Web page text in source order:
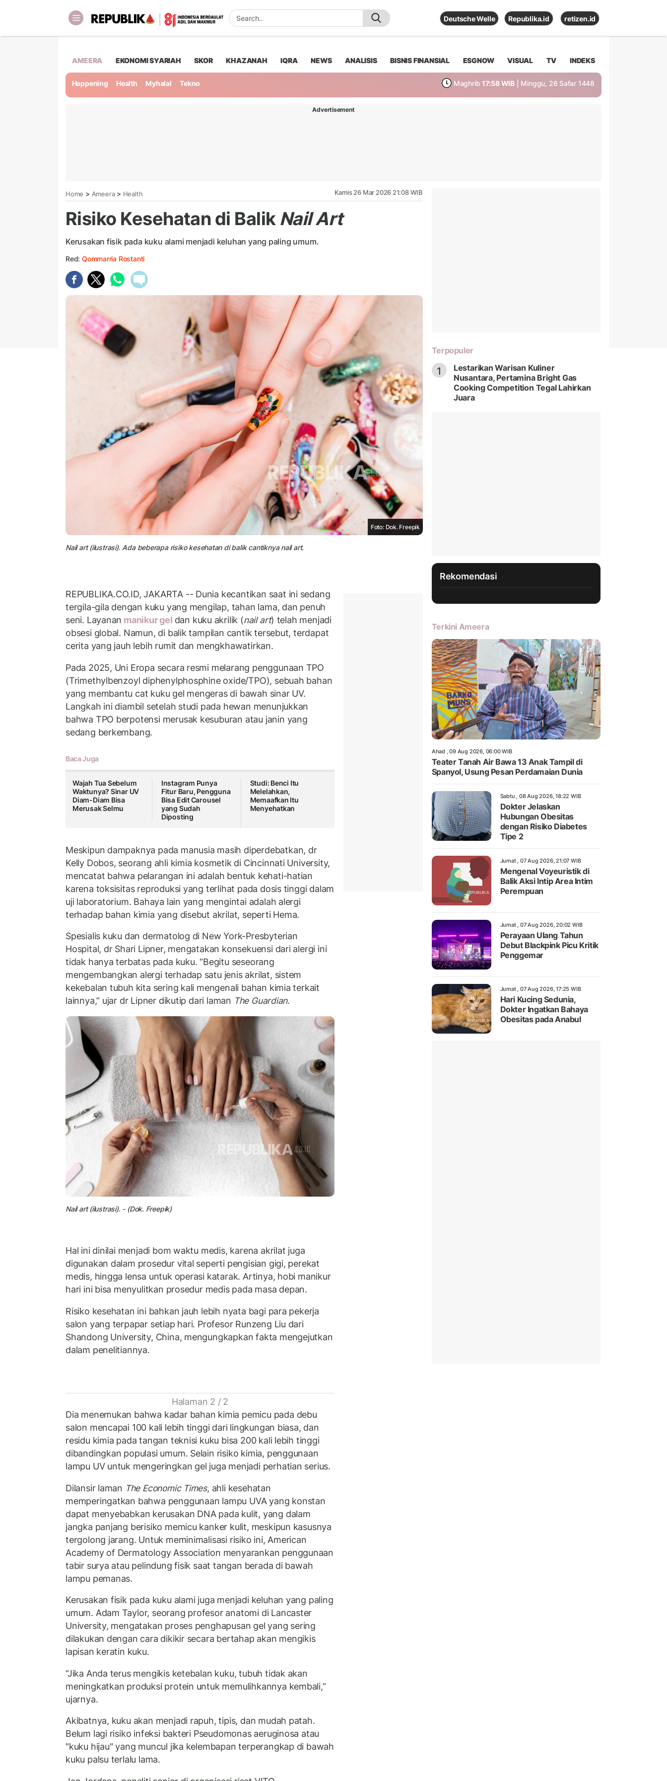
Deutsche Welle Republika.id retizen.id
AMEERA EKONOMI SYARIAH SKOR KHAZANAH IQRA NEWS ANALISIS BISNIS FINANSIAL ESGNOW VISUAL TV INDEKS
Happening Health Myhalal Tekno Maghrib 17:58 WIB | Minggu, 26 Safar 1448
Advertisement
Home > Ameera> Health Kamis 26 Mar 2026 21:08 WIB
Risiko Kesehatan di Balik Nail Art
Kerusakan fisik pada kuku alami menjadi keluhan yang paling umum.
Red: Qommarria Rostanti
Foto: Dok. Freepik
Nail art (ilustrasi). Ada beberapa risiko kesehatan di balik cantiknya nail art.
REPUBLIKA.CO.ID, JAKARTA -- Dunia kecantikan saat ini sedang
tergila-gila dengan kuku yang mengilap, tahan lama, dan penuh
seni. Layanan manikur gel dan kuku akrilik (nail art) telah menjadi
obsesi global. Namun, di balik tampilan cantik tersebut, terdapat
cerita yang jauh lebih rumit dan mengkhawatirkan.
Pada 2025, Uni Eropa secara resmi melarang penggunaan TPO
(Trimethylbenzoyl diphenylphosphine oxide/TPO), sebuah bahan
yang membantu cat kuku gel mengeras di bawah sinar UV.
Langkah ini diambil setelah studi pada hewan menunjukkan
bahwa TPO berpotensi merusak kesuburan atau janin yang
sedang berkembang.
Baca Juga
Wajah Tua Sebelum
Waktunya? Sinar UV
Diam-Diam Bisa
Merusak Selmu
Instagram Punya
Fitur Baru, Pengguna
Bisa Edit Carousel
yang Sudah
Diposting
Studi: Benci Itu
Melelahkan,
Memaafkan Itu
Menyehatkan
Meskipun dampaknya pada manusia masih diperdebatkan, dr
Kelly Dobos, seorang ahli kimia kosmetik di Cincinnati University,
mencatat bahwa pelarangan ini adalah bentuk kehati-hatian
karena toksisitas reproduksi yang terlihat pada dosis tinggi dalam
uji laboratorium. Bahaya lain yang mengintai adalah alergi
terhadap bahan kimia yang disebut akrilat, seperti Hema.
Spesialis kuku dan dermatolog di New York-Presbyterian
Hospital, dr Shari Lipner, mengatakan konsekuensi dari alergi ini
tidak hanya terbatas pada kuku. “Begitu seseorang
mengembangkan alergi terhadap satu jenis akrilat, sistem
kekebalan tubuh kita sering kali mengenali bahan kimia terkait
lainnya,” ujar dr Lipner dikutip dari laman The Guardian.
Nail art (ilustrasi). - (Dok. Freepik)
Hal ini dinilai menjadi bom waktu medis, karena akrilat juga
digunakan dalam prosedur vital seperti pengisian gigi, perekat
medis, hingga lensa untuk operasi katarak. Artinya, hobi manikur
hari ini bisa menyulitkan prosedur medis pada masa depan.
Risiko kesehatan ini bahkan jauh lebih nyata bagi para pekerja
salon yang terpapar setiap hari. Profesor Runzeng Liu dari
Shandong University, China, mengungkapkan fakta mengejutkan
dalam penelitiannya.
Halaman 2 / 2
Dia menemukan bahwa kadar bahan kimia pemicu pada debu
salon mencapai 100 kali lebih tinggi dari lingkungan biasa, dan
residu kimia pada tangan teknisi kuku bisa 200 kali lebih tinggi
dibandingkan populasi umum. Selain risiko kimia, penggunaan
lampu UV untuk mengeringkan gel juga menjadi perhatian serius.
Dilansir laman The Economic Times, ahli kesehatan
memperingatkan bahwa penggunaan lampu UVA yang konstan
dapat menyebabkan kerusakan DNA pada kulit, yang dalam
jangka panjang berisiko memicu kanker kulit, meskipun kasusnya
tergolong jarang. Untuk meminimalisasi risiko ini, American
Academy of Dermatology Association menyarankan penggunaan
tabir surya atau pelindung fisik saat tangan berada di bawah
lampu pemanas.
Kerusakan fisik pada kuku alami juga menjadi keluhan yang paling
umum. Adam Taylor, seorang profesor anatomi di Lancaster
University, mengatakan proses penghapusan gel yang sering
dilakukan dengan cara dikikir secara bertahap akan mengikis
lapisan keratin kuku.
“Jika Anda terus mengikis ketebalan kuku, tubuh tidak akan
meningkatkan produksi protein untuk memulihkannya kembali,”
ujarnya.
Akibatnya, kuku akan menjadi rapuh, tipis, dan mudah patah.
Belum lagi risiko infeksi bakteri Pseudomonas aeruginosa atau
"kuku hijau" yang muncul jika kelembapan terperangkap di bawah
kuku palsu terlalu lama.
Terpopuler
1
Lestarikan Warisan Kuliner
Nusantara, Pertamina Bright Gas
Cooking Competition Tegal Lahirkan
Juara
Rekomendasi
Terkini Ameera
Ahad , 09 Aug 2026, 06:00 WIB
Teater Tanah Air Bawa 13 Anak Tampil di
Spanyol, Usung Pesan Perdamaian Dunia
Sabtu , 08 Aug 2026, 18:22 WIB
Dokter Jelaskan
Hubungan Obesitas
dengan Risiko Diabetes
Tipe 2
Jumat , 07 Aug 2026, 21:07 WIB
Mengenal Voyeuristik di
Balik Aksi Intip Area Intim
Perempuan
Jumat , 07 Aug 2026, 20:02 WIB
Perayaan Ulang Tahun
Debut Blackpink Picu Kritik
Penggemar
Jumat , 07 Aug 2026, 17:25 WIB
Hari Kucing Sedunia,
Dokter Ingatkan Bahaya
Obesitas pada Anabul